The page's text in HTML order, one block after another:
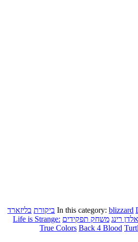
In this category: blizzard ביקורת בליזארד
אלדן רינג משחק תפקידים Life is Strange:
True Colors Back 4 Blood